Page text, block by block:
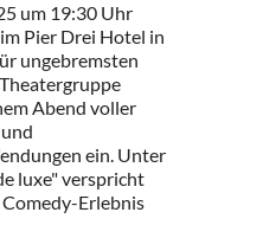
um 19:30 Uhr
Pier Drei Hotel in
ungebremsten
Abend voller
ein. Unter
luxe" verspricht
Erlebnis